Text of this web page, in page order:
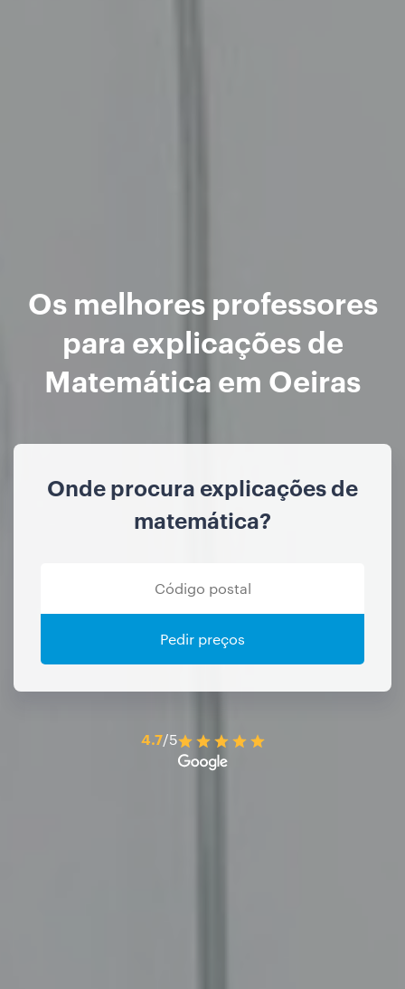
Os melhores professores
para explicações de
Matemática em Oeiras
Onde procura explicações de
matemática?
Pedir preços
4.7/5